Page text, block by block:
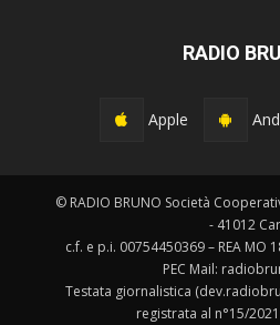
RADIO
Apple
© RADIO BRUNO Società
- 41012
c.f. e p.i. 00754450369 – REA MO
PEC Mail:
Testata giornalistica
registrata al n°15/